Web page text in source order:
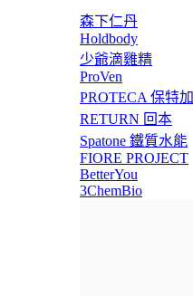
森下仁丹
Holdbody
少爺滴雞精
ProVen
PROTECA 保特加
RETURN 回本
Spatone 鐵質水能
FIORE PROJECT
BetterYou
3ChemBio